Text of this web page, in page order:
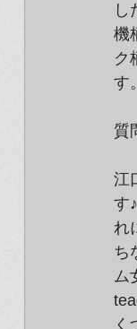
し
機
ク
す。
質
江
す
れ
ち
ム
く